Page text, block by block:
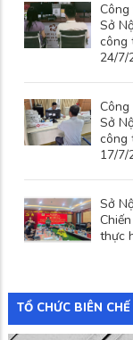
Sở
công
24/7/
Sở
công
17/7/
Sở
thực
TỔ CHỨC BIÊN